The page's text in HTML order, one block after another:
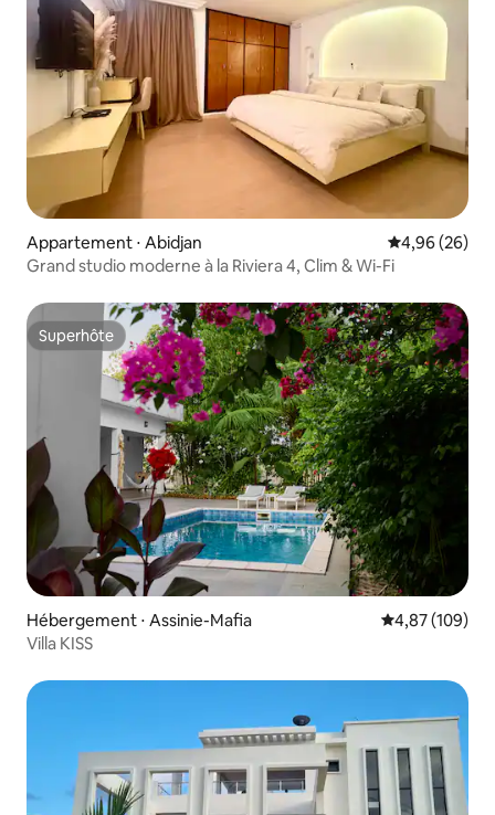
Appartement ⋅ Abidjan Évaluation
4,96 (26)
Grand studio moderne à la Riviera 4, Clim & Wi-Fi
Superhôte
Superhôte
Hébergement ⋅ Assinie-Mafia Évaluation
4,87 (109)
Villa KISS